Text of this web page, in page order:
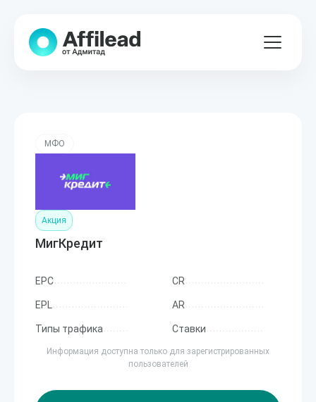
МФО
Акция
МигКредит
EPC CR
EPL AR
Типы трафика Ставки
Информация доступна только для зарегистрированных
пользователей